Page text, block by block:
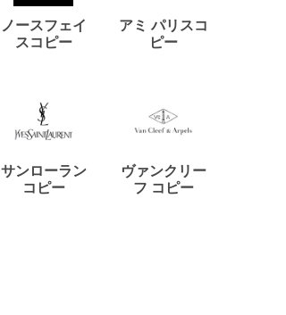
ノースフェイ
スコピー
アミ パリスコ
ピー
サンローラン
コピー
ヴァンクリー
フ コピー